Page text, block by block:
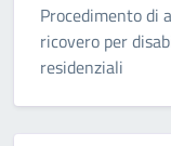
Procedimento di
ricovero per
residenziali